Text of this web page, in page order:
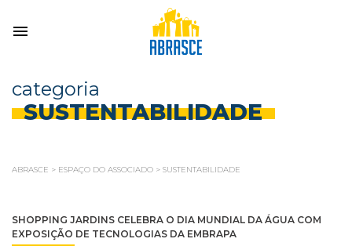
categoria
SUSTENTABILIDADE
ABRASCE > ESPAÇO DO ASSOCIADO > SUSTENTABILIDADE
SHOPPING JARDINS CELEBRA O DIA MUNDIAL DA ÁGUA COM
EXPOSIÇÃO DE TECNOLOGIAS DA EMBRAPA